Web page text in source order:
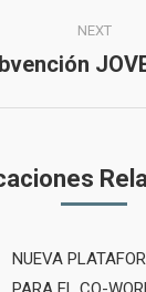
NEXT
Next
NUEVA